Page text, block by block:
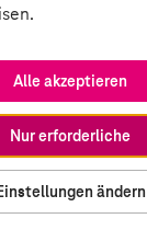
Alle akzeptieren
Nur erforderliche
ändern